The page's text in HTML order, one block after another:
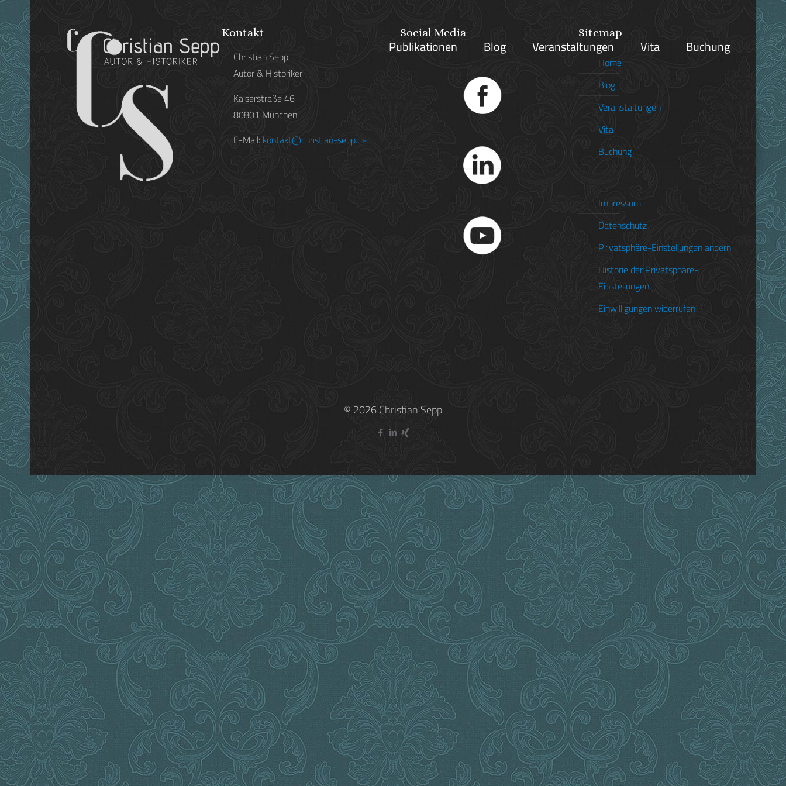
Publikationen Blog Veranstaltungen Vita Buchung
Elisabeth von Österreich
Der Tod einer Hofdame
Als ich zum ersten Mal den Namen Paula von Branca las war ich gerade dabei, für meine
Biographie über Herzogin Sophie Charlotte in Bayern zu recherchieren – und ich dachte
Do you like it?
Read more
Kontakt
Christian Sepp
Autor & Historiker
Kaiserstraße 46
80801 München
E-Mail: kontakt@christian-sepp.de
Social Media Sitemap
Home
Blog
Veranstaltungen
Vita
Buchung
Impressum
Datenschutz
Privatsphäre-Einstellungen ändern
Historie der Privatsphäre-
Einstellungen
Einwilligungen widerrufen
© 2026 Christian Sepp